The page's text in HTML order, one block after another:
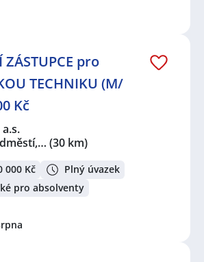
pro
TECHNIKU (M/
Kč
(30 km)
000 Kč
Plný úvazek
pro absolventy